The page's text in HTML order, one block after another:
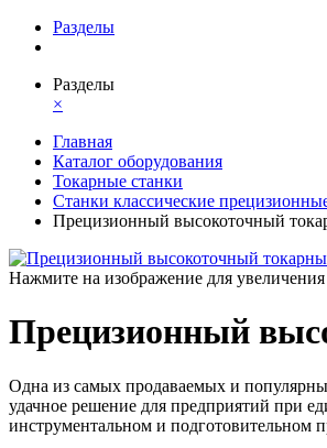
Разделы
Разделы
×
Главная
Каталог оборудования
Токарные станки
Станки классические
Прецизионный высокоточный
Нажмите на изображение для увеличения
Прецизионный
Одна из самых продаваемых и
удачное решение для предприятий при
инструментальном и подготовительном